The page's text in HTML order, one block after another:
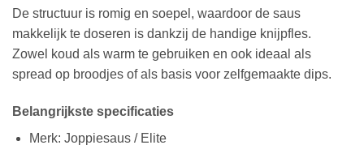
De structuur is romig en soepel, waardoor de saus
makkelijk te doseren is dankzij de handige knijpfles.
Zowel koud als warm te gebruiken en ook ideaal als
spread op broodjes of als basis voor zelfgemaakte dips.
Belangrijkste specificaties
Merk: Joppiesaus / Elite